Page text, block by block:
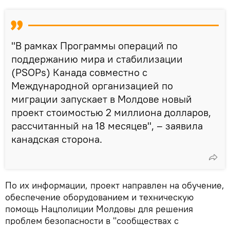
"В рамках Программы операций по
поддержанию мира и стабилизации
(PSOPs) Канада совместно с
Международной организацией по
миграции запускает в Молдове новый
проект стоимостью 2 миллиона долларов,
рассчитанный на 18 месяцев", – заявила
канадская сторона.
По их информации, проект направлен на обучение,
обеспечение оборудованием и техническую
помощь Нацполиции Молдовы для решения
проблем безопасности в "сообществах с